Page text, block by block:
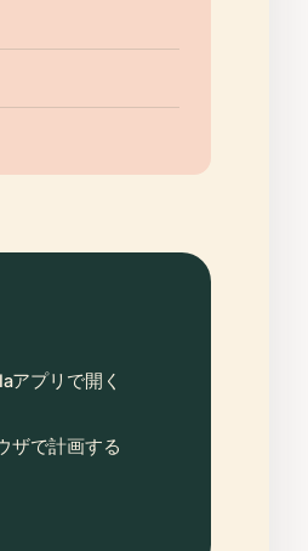
アプリで開く
ザで計画する